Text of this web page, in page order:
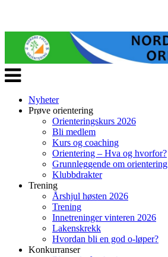
Veksle
navigasjon
Nyheter
Prøve orientering
Orienteringskurs 2026
Bli medlem
Kurs og coaching
Orientering – Hva og hvorfor?
Grunnleggende om orientering
Klubbdrakter
Trening
Årshjul høsten 2026
Trening
Innetreninger vinteren 2026
Lakenskrekk
Hvordan bli en god o-løper?
Konkurranser